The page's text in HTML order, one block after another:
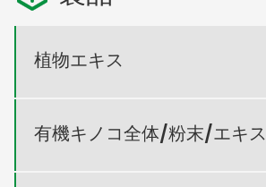
植物エキス
有機キノコ全体/粉末/エキス